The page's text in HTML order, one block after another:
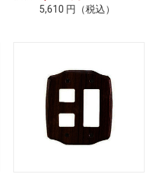
5,610 円 （税込）